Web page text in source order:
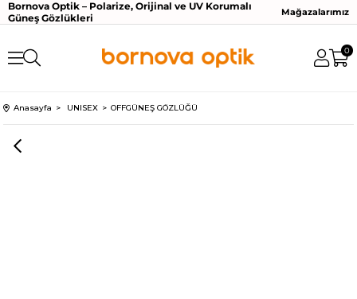
Bornova Optik – Polarize, Orijinal ve UV Korumalı
Güneş Gözlükleri
Mağazalarımız
0
Anasayfa UNISEX OFFGÜNEŞ GÖZLÜĞÜ